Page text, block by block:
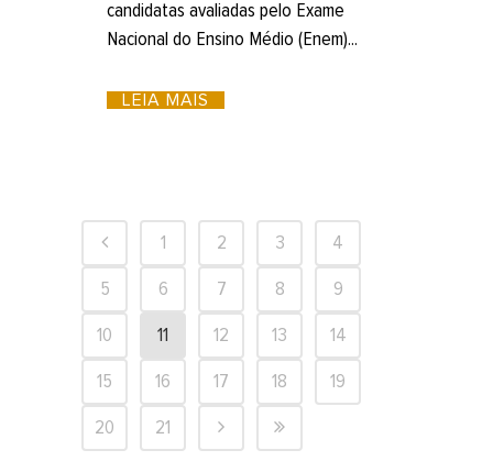
candidatas avaliadas pelo Exame
Nacional do Ensino Médio (Enem)...
LEIA MAIS
1 2 3 4
5 6 7 8 9
10 11 12 13 14
15 16 17 18 19
20 21